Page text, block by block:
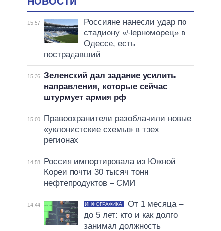
15:57
Россияне нанесли удар по
стадиону «Черноморец» в
Одессе, есть
пострадавший
15:36 Зеленский дал задание усилить
направления, которые сейчас
штурмует армия рф
15:00
Правоохранители разоблачили новые
«уклонистские схемы» в трех
регионах
14:58
Россия импортировала из Южной
Кореи почти 30 тысяч тонн
нефтепродуктов – СМИ
14:44 ИНФОГРАФИКА
От 1 месяца –
до 5 лет: кто и как долго
занимал должность